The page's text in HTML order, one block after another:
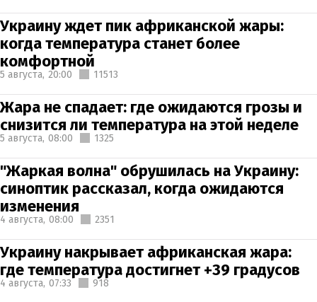
Украину ждет пик африканской жары:
когда температура станет более
комфортной
5 августа, 20:00 11513
Жара не спадает: где ожидаются грозы и
снизится ли температура на этой неделе
5 августа, 08:00 1325
"Жаркая волна" обрушилась на Украину:
синоптик рассказал, когда ожидаются
изменения
4 августа, 08:00 2351
Украину накрывает африканская жара:
где температура достигнет +39 градусов
4 августа, 07:33 918